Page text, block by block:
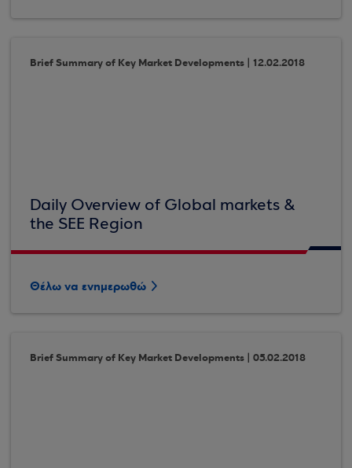
Brief Summary of Key Market Developments | 12.02.2018
Daily Overview of Global markets &
the SEE Region
Θέλω να ενημερωθώ
Brief Summary of Key Market Developments | 05.02.2018